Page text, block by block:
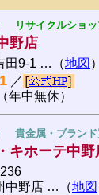
リサイクルショ
野店
田9-1 …（地図 ）
／
年中無休）
貴金属・ブラン
キホーテ中野
中野店 …（地図